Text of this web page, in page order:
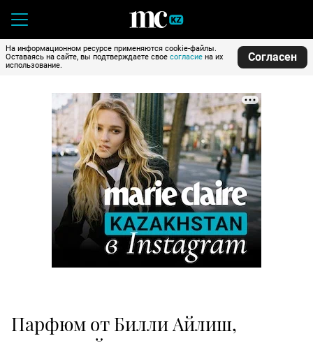
На информационном ресурсе применяются cookie-файлы.
Оставаясь на сайте, вы подтверждаете свое согласие на их
использование.
Согласен
Парфюм от Билли Айлиш,